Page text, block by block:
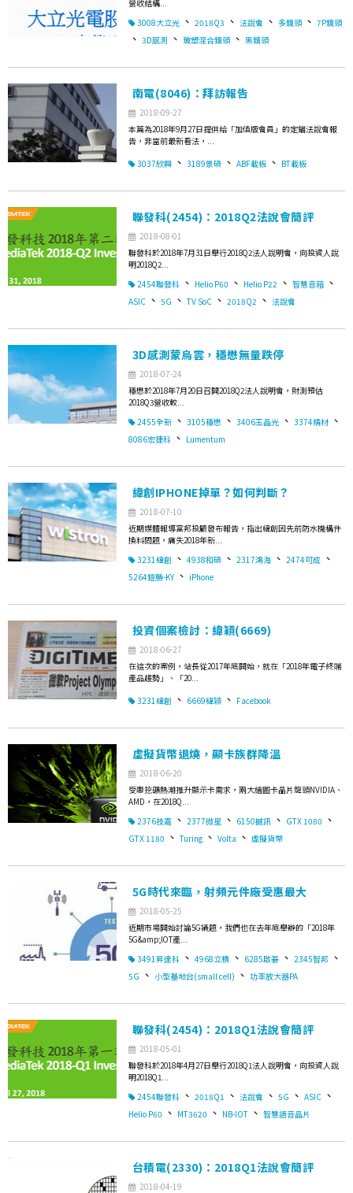
營收結構...
3008大立光 、 2018Q3 、 法說會 、 多鏡頭 、 7P鏡頭
、 3D感測 、 玻塑混合鏡頭 、 黑鏡頭
南電(8046)：拜訪報告
2018-09-27
本篇為2018年9月27日提供給「加值版會員」的定錨法說會報
告，非當前最新看法，...
3037欣興 、 3189景碩 、 ABF載板 、 BT載板
聯發科(2454)：2018Q2法說會簡評
2018-08-01
聯發科於2018年7月31日舉行2018Q2法人說明會，向投資人說
明2018Q2...
2454聯發科 、 Helio P60 、 Helio P22 、 智慧音箱 、
ASIC 、 5G 、 TV SoC 、 2018Q2 、 法說會
3D感測蒙烏雲，穩懋無量跌停
2018-07-24
穩懋於2018年7月20日召開2018Q2法人說明會，財測預估
2018Q3營收較...
2455全新 、 3105穩懋 、 3406玉晶光 、 3374精材 、
8086宏捷科 、 Lumentum
緯創IPHONE掉單？如何判斷？
2018-07-10
近期媒體報導富邦投顧發布報告，指出緯創因先前防水機構件
換料問題，痛失2018年新...
3231緯創 、 4938和碩 、 2317鴻海 、 2474可成 、
5264鎧勝-KY 、 iPhone
投資個案檢討：緯穎(6669)
2018-06-27
在這次的案例，站長從2017年底開始，就在「2018年電子終端
產品趨勢」、「20...
3231緯創 、 6669緯穎 、 Facebook
虛擬貨幣退燒，顯卡族群降溫
2018-06-20
受惠挖礦熱潮推升顯示卡需求，兩大繪圖卡晶片龍頭NVIDIA、
AMD，在2018Q...
2376技嘉 、 2377微星 、 6150撼訊 、 GTX 1080 、
GTX 1180 、 Turing 、 Volta 、 虛擬貨幣
5G時代來臨，射頻元件廠受惠最大
2018-05-25
近期市場開始討論5G議題，我們也在去年底舉辦的「2018年
5G&amp;IOT產...
3491昇達科 、 4968立積 、 6285啟碁 、 2345智邦 、
5G 、 小型基地台(small cell) 、 功率放大器PA
聯發科(2454)：2018Q1法說會簡評
2018-05-01
聯發科於2018年4月27日舉行2018Q1法人說明會，向投資人說
明2018Q1...
2454聯發科 、 2018Q1 、 法說會 、 5G 、 ASIC 、
Helio P60 、 MT3620 、 NB-IOT 、 智慧語音晶片
台積電(2330)：2018Q1法說會簡評
2018-04-19